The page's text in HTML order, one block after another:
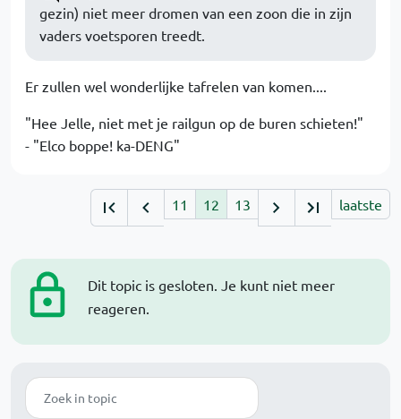
Dit topic is gesloten. Je kunt niet meer
reageren.
Zoek
gezin) niet meer dromen van een zoon die in zijn
vaders voetsporen treedt.
Er zullen wel wonderlijke tafrelen van komen....
"Hee Jelle, niet met je railgun op de buren schieten!"
- "Elco boppe! ka-DENG"
11 12 13 laatste